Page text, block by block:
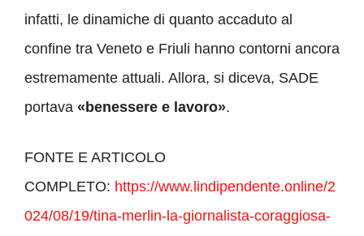
infatti, le dinamiche di quanto accaduto al
confine tra Veneto e Friuli hanno contorni ancora
estremamente attuali. Allora, si diceva, SADE
portava «benessere e lavoro».
FONTE E ARTICOLO
COMPLETO: https://www.lindipendente.online/2
024/08/19/tina-merlin-la-giornalista-coraggiosa-